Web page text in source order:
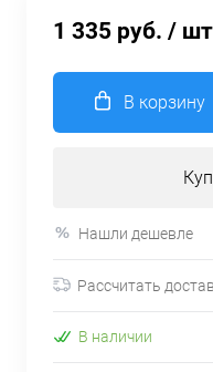
1 335 руб. / шт
В корзину
Нашли дешевле
Рассчитать
В наличии